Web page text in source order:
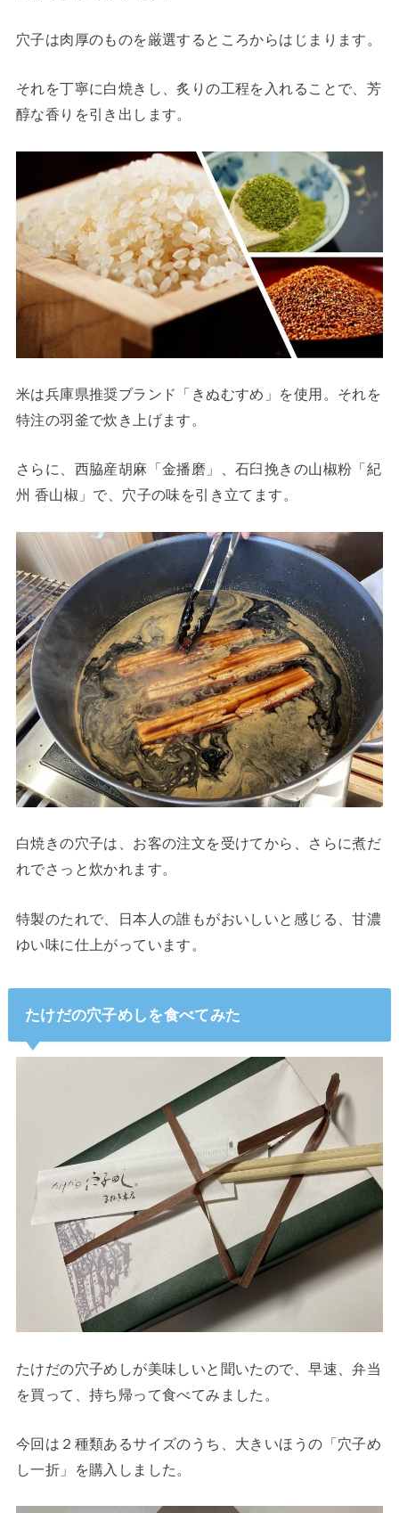
穴子は肉厚のものを厳選するところからはじまります。
それを丁寧に白焼きし、炙りの工程を入れることで、芳
醇な香りを引き出します。
米は兵庫県推奨ブランド「きぬむすめ」を使用。それを
特注の羽釜で炊き上げます。
さらに、西脇産胡麻「金播磨」、石臼挽きの山椒粉「紀
州 香山椒」で、穴子の味を引き立てます。
白焼きの穴子は、お客の注文を受けてから、さらに煮だ
れでさっと炊かれます。
特製のたれで、日本人の誰もがおいしいと感じる、甘濃
ゆい味に仕上がっています。
たけだの穴子めしを食べてみた
たけだの穴子めしが美味しいと聞いたので、早速、弁当
を買って、持ち帰って食べてみました。
今回は２種類あるサイズのうち、大きいほうの「穴子め
し一折」を購入しました。